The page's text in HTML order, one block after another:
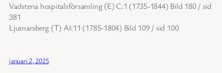
Vadstena hospitalsförsamling (E) C:1 (1735-1844) Bild 180 / sid
381
Ljusnarsberg (T) AI:11 (1785-1804) Bild 109 / sid 100
januari 2, 2025